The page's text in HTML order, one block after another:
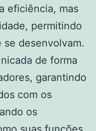
eficiência, mas
permitindo
se desenvolvam.
de forma
garantindo
com os
os